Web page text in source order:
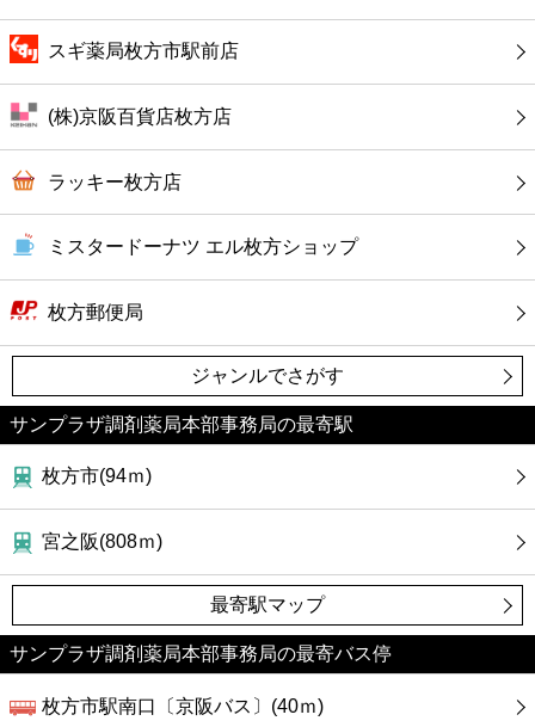
スギ薬局枚方市駅前店
(株)京阪百貨店枚方店
ラッキー枚方店
ミスタードーナツ エル枚方ショップ
枚方郵便局
ジャンルでさがす
サンプラザ調剤薬局本部事務局の最寄駅
枚方市(94ｍ)
宮之阪(808ｍ)
最寄駅マップ
サンプラザ調剤薬局本部事務局の最寄バス停
枚方市駅南口〔京阪バス〕(40ｍ)